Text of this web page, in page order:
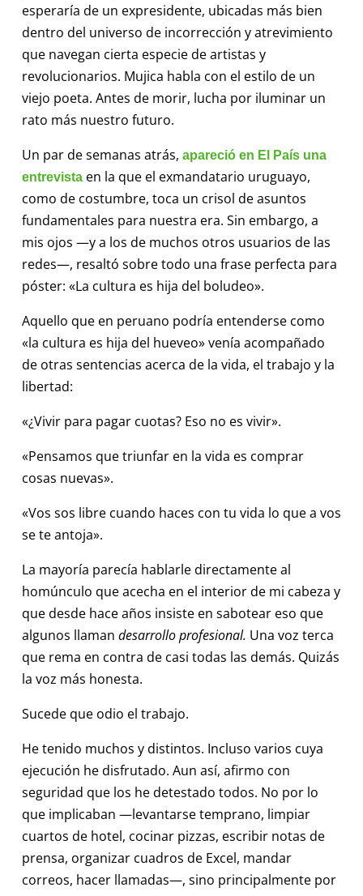
esperaría de un expresidente, ubicadas más bien
dentro del universo de incorrección y atrevimiento
que navegan cierta especie de artistas y
revolucionarios. Mujica habla con el estilo de un
viejo poeta. Antes de morir, lucha por iluminar un
rato más nuestro futuro.
Un par de semanas atrás, apareció en El País una
entrevistaen la que el exmandatario uruguayo,
como de costumbre, toca un crisol de asuntos
fundamentales para nuestra era. Sin embargo, a
mis ojos —y a los de muchos otros usuarios de las
redes—, resaltó sobre todo una frase perfecta para
póster: «La cultura es hija del boludeo».
Aquello que en peruano podría entenderse como
«la cultura es hija del hueveo» venía acompañado
de otras sentencias acerca de la vida, el trabajo y la
libertad:
«¿Vivir para pagar cuotas? Eso no es vivir».
«Pensamos que triunfar en la vida es comprar
cosas nuevas».
«Vos sos libre cuando haces con tu vida lo que a vos
se te antoja».
La mayoría parecía hablarle directamente al
homúnculo que acecha en el interior de mi cabeza y
que desde hace años insiste en sabotear eso que
algunos llaman desarrollo profesional. Una voz terca
que rema en contra de casi todas las demás. Quizás
la voz más honesta.
Sucede que odio el trabajo.
He tenido muchos y distintos. Incluso varios cuya
ejecución he disfrutado. Aun así, afirmo con
seguridad que los he detestado todos. No por lo
que implicaban —levantarse temprano, limpiar
cuartos de hotel, cocinar pizzas, escribir notas de
prensa, organizar cuadros de Excel, mandar
correos, hacer llamadas—, sino principalmente por